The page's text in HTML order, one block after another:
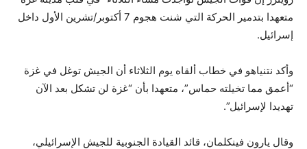
متعهدا بتدمير الحركة التي شنت هجوم 7 أكتوبر/تشرين الأول داخل
إسرائيل.
وأكد نتنياهو في خطاب ألقاه يوم الثلاثاء أن الجيش توغل في غزة
“أعمق مما تخيلته حماس”، متعهدا بأن “غزة لن تشكل بعد الآن
تهديدا لإسرائيل”.
وقال يارون فينكلمان، قائد القيادة الجنوبية للجيش الإسرائيلي،